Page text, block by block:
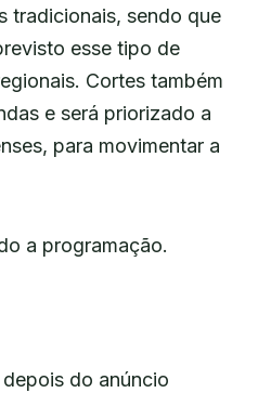
tradicionais, sendo que
esse tipo de
Cortes também
e será priorizado a
para movimentar a
a programação.
do anúncio